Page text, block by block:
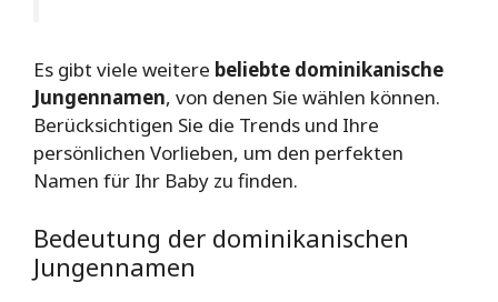
Es gibt viele weitere beliebte dominikanische
Jungennamen, von denen Sie wählen können.
Berücksichtigen Sie die Trends und Ihre
persönlichen Vorlieben, um den perfekten
Namen für Ihr Baby zu finden.
Bedeutung der dominikanischen
Jungennamen